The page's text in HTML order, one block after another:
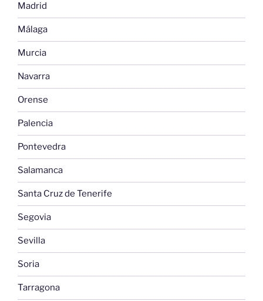
Madrid
Málaga
Murcia
Navarra
Orense
Palencia
Pontevedra
Salamanca
Santa Cruz de Tenerife
Segovia
Sevilla
Soria
Tarragona